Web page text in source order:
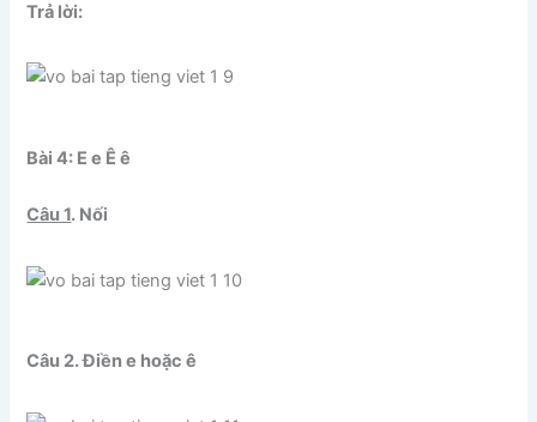
Trả lời:
Bài 4: E e Ê ê
Câu 1. Nối
Câu 2. Điền e hoặc ê